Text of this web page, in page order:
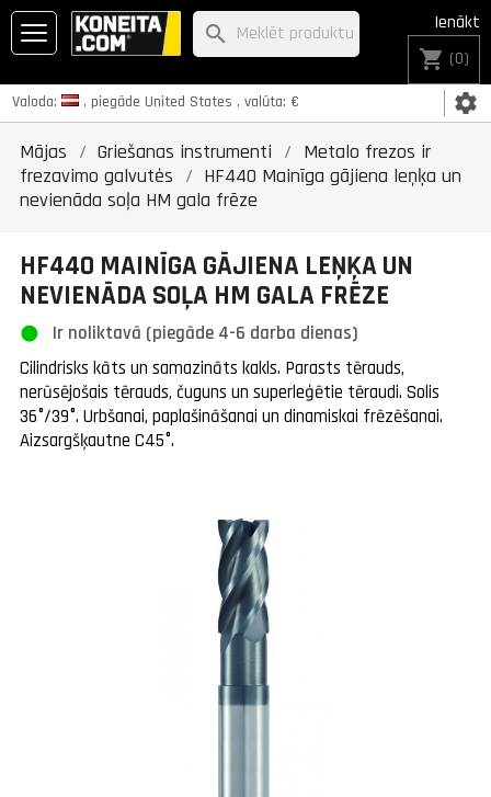
Valoda: , piegāde United States , valūta: € settings
Ienākt
shopping_cart (0)
search
Mājas Griešanas instrumenti
Metalo frezos ir
frezavimo galvutės
HF440 Mainīga gājiena leņķa un
nevienāda soļa HM gala frēze
HF440 MAINĪGA GĀJIENA LEŅĶA UN
NEVIENĀDA SOĻA HM GALA FRĒZE
Ir noliktavā (piegāde 4-6 darba dienas)
Cilindrisks kāts un samazināts kakls. Parasts tērauds,
nerūsējošais tērauds, čuguns un superleģētie tēraudi. Solis
36°/39°. Urbšanai, paplašināšanai un dinamiskai frēzēšanai.
Aizsargšķautne C45°.